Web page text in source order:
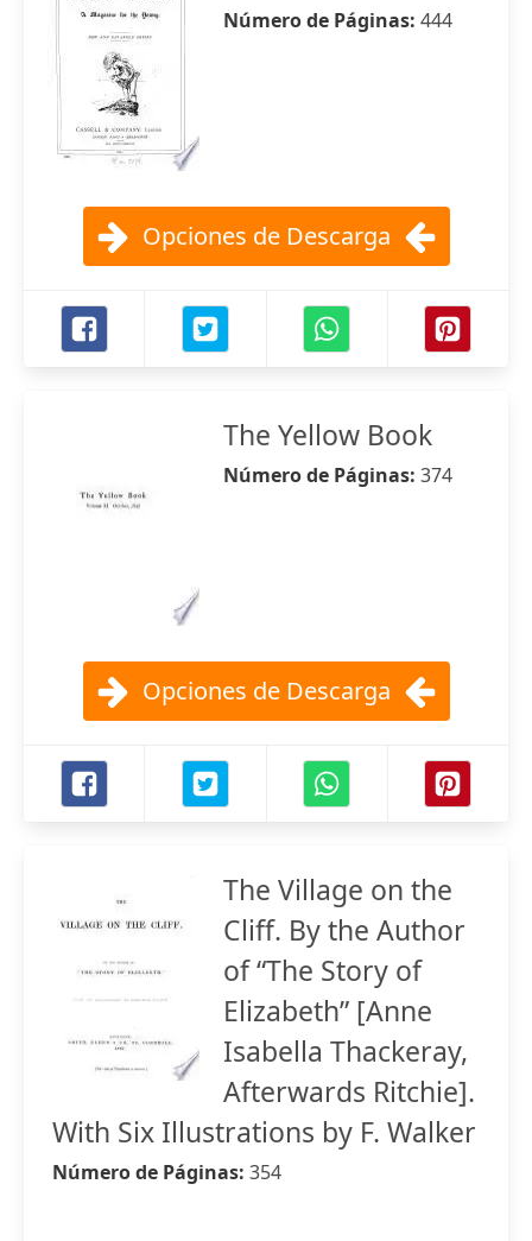
Número de Páginas: 444
Opciones de Descarga
The Yellow Book
Número de Páginas: 374
Opciones de Descarga
The Village on the
Cliff. By the Author
of “The Story of
Elizabeth” [Anne
Isabella Thackeray,
Afterwards Ritchie].
With Six Illustrations by F. Walker
Número de Páginas: 354